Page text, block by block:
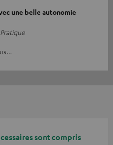
une belle autonomie
sont compris